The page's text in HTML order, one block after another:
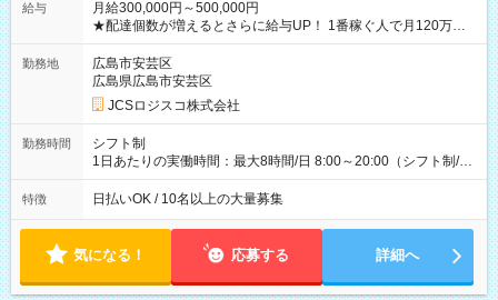
給与
月給300,000円～500,000円
★配達個数が増えるとさらに給与UP！ 1番稼ぐ人で月120万ほ
ど！ ・主要都市エリア 月収55万円／週5日稼働 月収65万~112
万円／週6日稼働 ・地方郊外エリア 月収40万円／週5日稼働 月
収40万円~50万円／週6日稼働 ＜モデルイメージ＞ ■月収50万
円 (27歳男性/江東区在住)※元建築関係 1日150個配達×25日勤務
(日休み) ■月収80万円(43歳男性/墨田区在住)※元営業 1日200個
勤務地
広島市安芸区
広島県広島市安芸区
JCSロジスコ株式会社
勤務時間
シフト制
1日あたりの実働時間：最大8時間/日 8:00～20:00（シフト制/実
働8時間） ※週5日勤務（場所次第では週4も有り） ※配達状況
によって時間外での勤務可能性有り ※案件により多少の前後あ
特徴 日払いOK / 10名以上の大量募集
気になる！ 応募する 詳細へ